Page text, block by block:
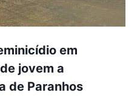
em
jovem a
de Paranhos